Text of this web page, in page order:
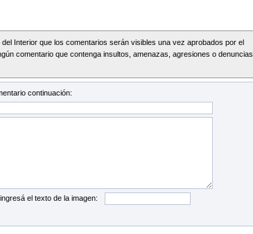
Interior que los comentarios serán visibles una vez aprobados por el
comentario que contenga insultos, amenazas, agresiones o denuncias
continuación:
el texto de la imagen: